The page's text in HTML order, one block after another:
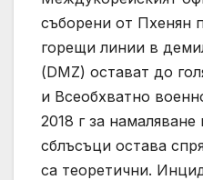
съборени от Пхенян
горещи линии в
(DMZ) остават до
и Всеобхватно
2018 г за
сблъсъци остава
са теоретични.